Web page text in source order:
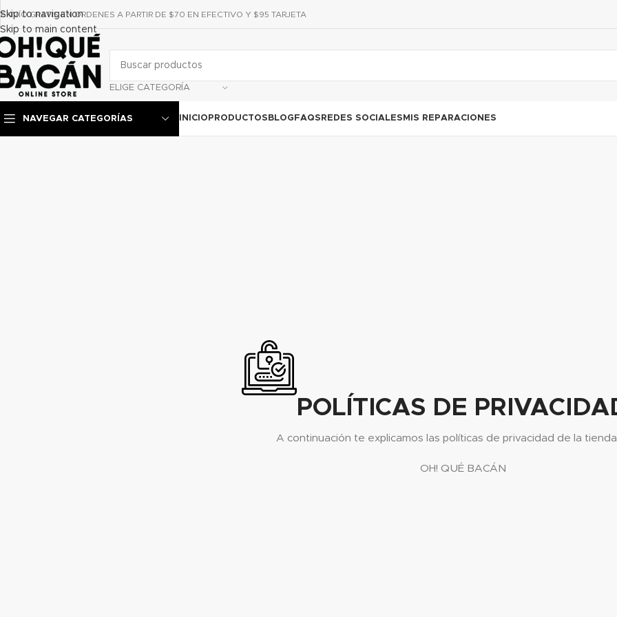
Skip to navigation
Skip to main content
ENVÍO GRATIS EN ORDENES A PARTIR DE $70 EN EFECTIVO Y $95 TARJETA
ELIGE CATEGORÍA
NAVEGAR CATEGORÍAS INICIO PRODUCTOS BLOG FAQS REDES SOCIALES MIS REPARACIONES
POLÍTICAS DE
‎OH! QUÉ BACÁN